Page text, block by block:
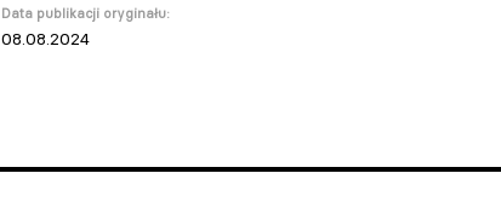
Data publikacji oryginału:
08.08.2024